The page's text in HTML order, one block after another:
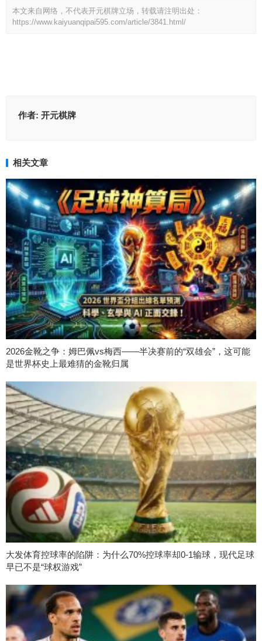
本文来自网络，不代表开元棋牌立场，转载请注明出处：
https://www.kaiyuanqipai595.com/article/3841.html/
作者: 开元棋牌
相关文章
2026金靴之争：姆巴佩vs梅西——半决赛前的“双雄会”，这可能
是世界杯史上最难猜的金靴归属
大发体育控球率的陷阱：为什么70%控球率却0-1输球，现代足球
早已不是“球权游戏”